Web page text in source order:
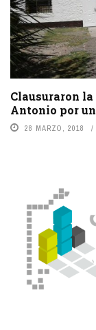
Clausuraron
Antonio por
28 MARZO, 2018